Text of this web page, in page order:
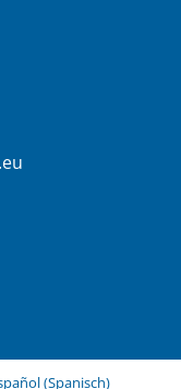
.eu
(Spanisch)